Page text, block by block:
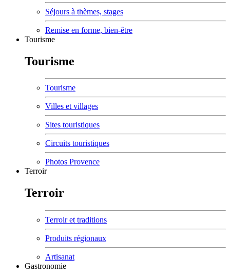
Séjours à thèmes, stages
Remise en forme, bien-être
Tourisme
Tourisme
Tourisme
Villes et villages
Sites touristiques
Circuits touristiques
Photos Provence
Terroir
Terroir
Terroir et traditions
Produits régionaux
Artisanat
Gastronomie